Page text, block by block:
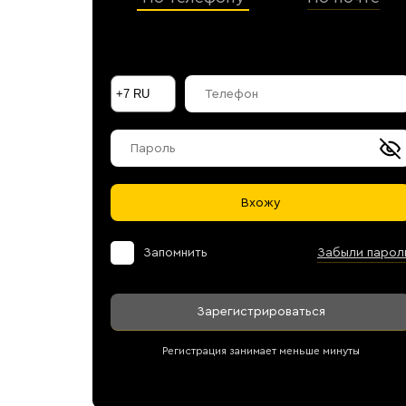
Галараствор
Подписка
Вхожу
Запомнить Забыли
Зарегистрироваться
Регистрация занимает меньше минуты